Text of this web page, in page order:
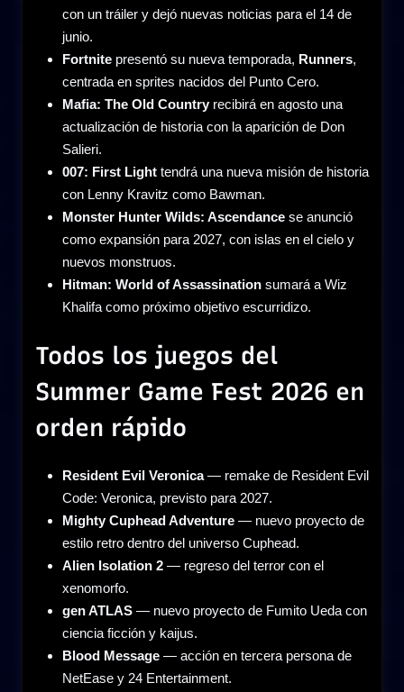
con un tráiler y dejó nuevas noticias para el 14 de
junio.
Fortnite presentó su nueva temporada, Runners,
centrada en sprites nacidos del Punto Cero.
Mafia: The Old Countryrecibirá en agosto una
actualización de historia con la aparición de Don
Salieri.
007: First Light tendrá una nueva misión de historia
con Lenny Kravitz como Bawman.
Monster Hunter Wilds: Ascendance se anunció
como expansión para 2027, con islas en el cielo y
nuevos monstruos.
Hitman: World of Assassination sumará a Wiz
Khalifa como próximo objetivo escurridizo.
Todos los juegos del
Summer Game Fest 2026 en
orden rápido
Resident Evil Veronica— remake de Resident Evil
Code: Veronica, previsto para 2027.
Mighty Cuphead Adventure — nuevo proyecto de
estilo retro dentro del universo Cuphead.
Alien Isolation 2 — regreso del terror con el
xenomorfo.
gen ATLAS — nuevo proyecto de Fumito Ueda con
ciencia ficción y kaijus.
Blood Message — acción en tercera persona de
NetEase y 24 Entertainment.